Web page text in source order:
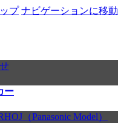
プ ナビゲーションに移動
ー
（Panasonic Model）